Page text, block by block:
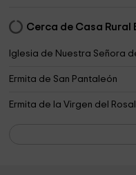
Cerca de Casa Rural
Iglesia de Nuestra Señora
Ermita de San Pantaleón
Ermita de la Virgen del Rosal
Parroquia de San Andrés